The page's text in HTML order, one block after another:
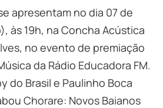
apresentam no dia 07 de
às 19h, na Concha Acústica
no evento de premiação
da Rádio Educadora FM.
do Brasil e Paulinho Boca
Chorare: Novos Baianos